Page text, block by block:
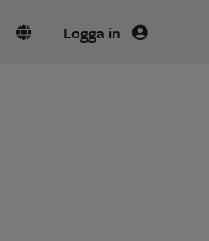
Logga in